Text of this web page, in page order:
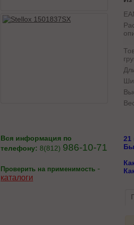
Вся информация по
телефону: 8(812) 986-10-71
Проверить на применимость -
каталоги
21